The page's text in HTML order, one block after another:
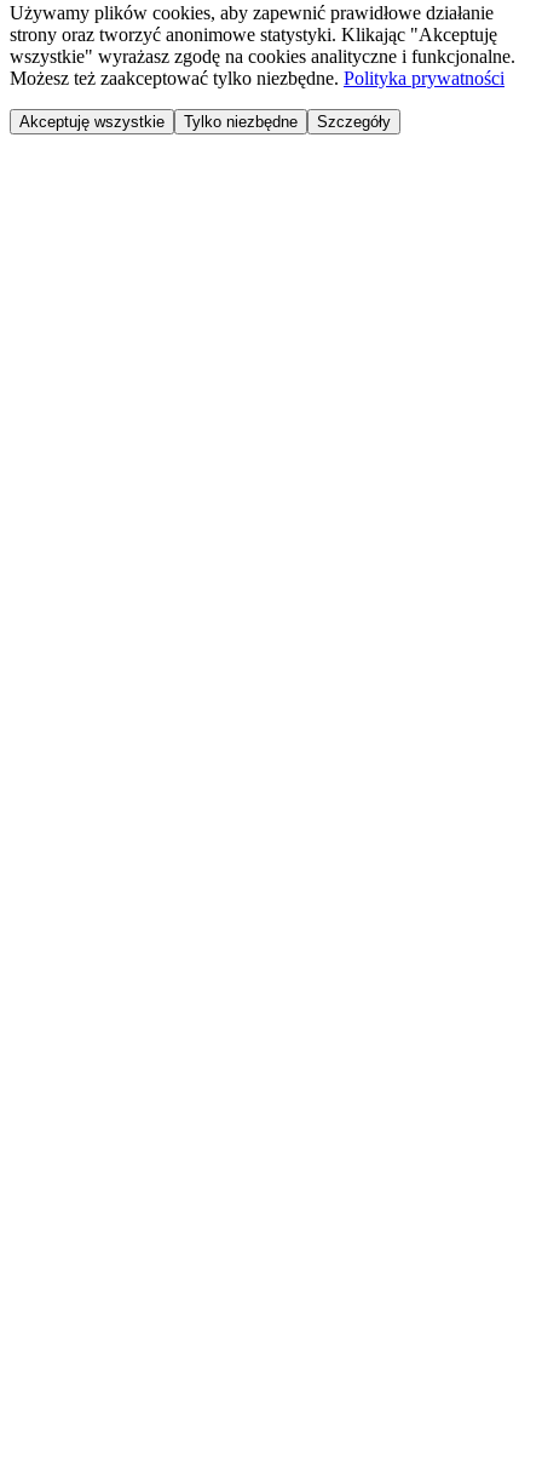
Używamy plików cookies, aby zapewnić prawidłowe działanie
strony oraz tworzyć anonimowe statystyki. Klikając "Akceptuję
wszystkie" wyrażasz zgodę na cookies analityczne i funkcjonalne.
Możesz też zaakceptować tylko niezbędne. Polityka prywatności
Akceptuję wszystkie Tylko niezbędne Szczegóły